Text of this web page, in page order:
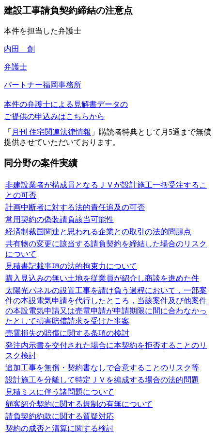
建設工事請負契約締結の注意点
本件を担当した弁護士
内田 創
弁護士
パートナー福岡事務所
本件の弁護士による見解書データの
ご提供の申込みはこちらから
「 月刊 住宅関連法律情報 」購読者特典として月5通まで無償
提供させていただいております。
同分野の案件実績
非建設業者が構成員となるＪＶが設計施工一括受注するこ
との可否
計画中断者に対する法的責任追及の可否
常用契約の偽装請負該当可能性
経済制裁国関連と思われる企業との取引の法的問題点
共有物の変更に該当する請負契約を締結した場合のリスク
について
見積書記載事項の法的拘束力について
購入見込みの無い土地を従業員が紹介し商談を進めた件
太陽光パネルの設置工事を請け負う過程において，一部案
件の本設電気申請を代行したところ，当該案件及び他案件
の本設電気申請又は売電申請が申請期限に間に合わなかっ
たとして損害賠償請求を受けた事案
売電損失の賠償に関する条項の検討
発注内示書を交付された場合に本契約を拒否することのリ
スク検討
追加工事を無償・契約書なしで合意することのリスク等
設計施工を分離して特定ＪＶを編成する場合の法的問題
見積ミスに伴う諸問題について
顧客紹介契約に関する規制の有無について
請負契約約款に関する質疑対応
契約の成否と清算に関する検討